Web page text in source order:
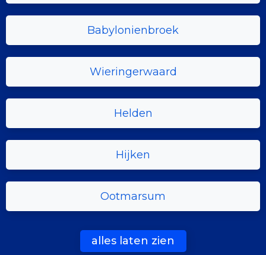
Babylonienbroek
Wieringerwaard
Helden
Hijken
Ootmarsum
alles laten zien